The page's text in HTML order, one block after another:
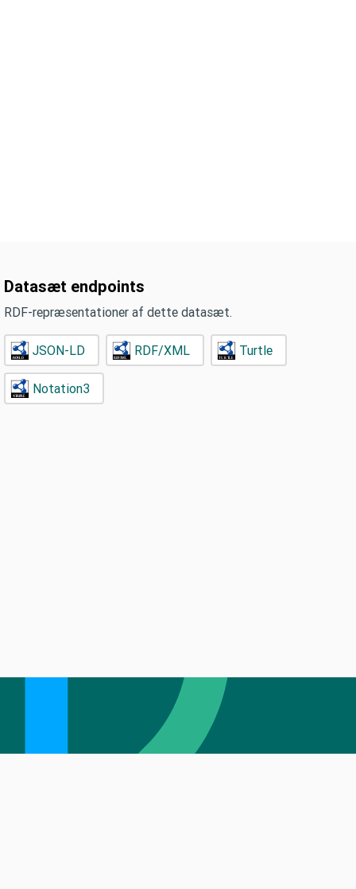
Datasæt endpoints
RDF-repræsentationer af dette datasæt.
JSON-LD RDF/XML Turtle
Notation3